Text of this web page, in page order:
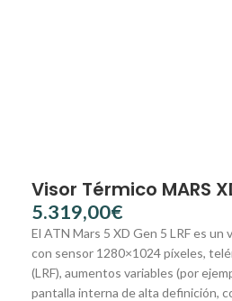
Visor Térmico MARS
€
El ATN Mars 5 XD Gen 5 LRF es
con sensor 1280×1024 píxeles,
(LRF), aumentos variables (por
pantalla interna de alta definición,